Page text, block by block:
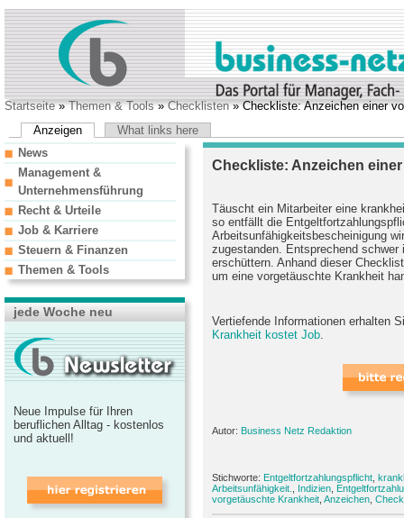
Startseite»Themen & Tools»Checklisten» Checkliste: Anzeichen einer
Anzeigen
What links here
Checkliste: Anzeichen
Täuscht ein Mitarbeiter eine
so entfällt die
Arbeitsunfähigkeitsbescheinigung
zugestanden. Entsprechend
erschüttern. Anhand dieser
um eine vorgetäuschte Krankheit
Vertiefende Informationen erhalten
Krankheit kostet Job
Autor: Business Netz Redaktion
Stichworte: Entgeltfortzahlungspflicht
Arbeitsunfähigkeit.
Indizien
vorgetäuschte Krankheit Anzeichen
News
Management &
Unternehmensführung
Recht & Urteile
Job & Karriere
Steuern & Finanzen
Themen & Tools
jede Woche neu
Neue Impulse für Ihren
beruflichen Alltag - kostenlos
und aktuell!